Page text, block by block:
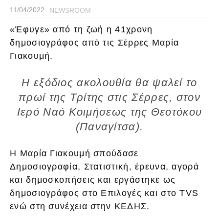
11/04/2022 NEWSROOM
«Έφυγε» από τη ζωή η 41χρονη
δημοσιογράφος από τις Σέρρες Μαρία
Γιακουμή.
Η εξόδιος ακολουθία θα ψαλεί το
πρωί της Τρίτης στις Σέρρες, στον
Ιερό Ναό Κοιμήσεως της Θεοτόκου
(Παναγίτσα).
Η Μαρία Γιακουμή σπούδασε
Δημοσιογραφία, Στατιστική, έρευνα, αγορά
και δημοσκοπήσεις και εργάστηκε ως
δημοσιογράφος στο Επιλογές και στο TVS
ενώ στη συνέχεια στην ΚΕΔΗΣ.